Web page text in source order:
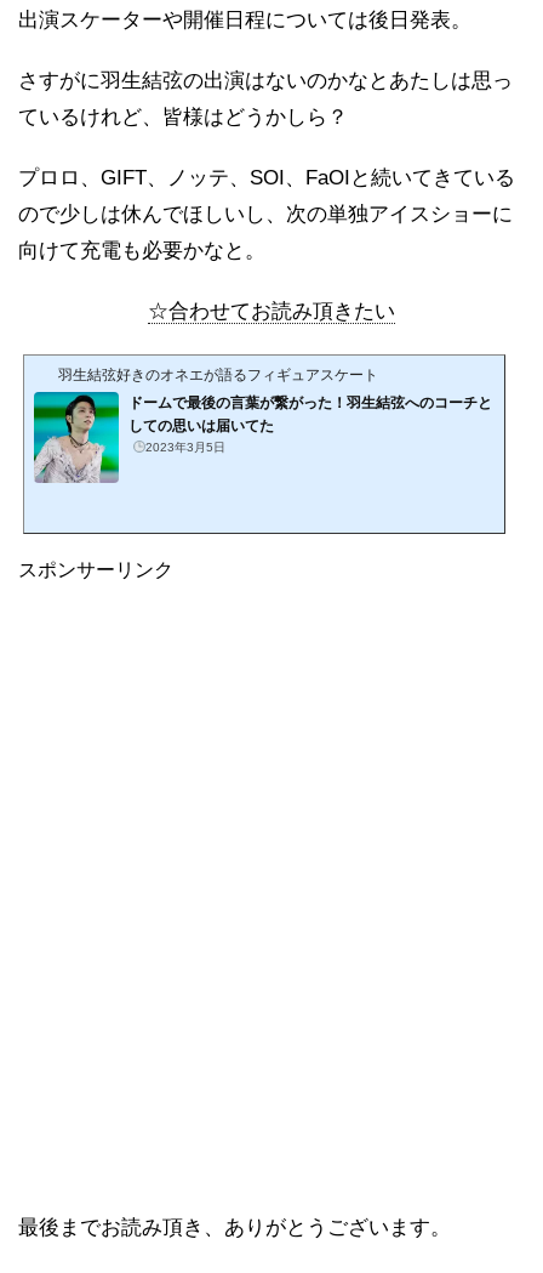
出演スケーターや開催日程については後日発表。
さすがに羽生結弦の出演はないのかなとあたしは思っ
ているけれど、皆様はどうかしら？
プロロ、GIFT、ノッテ、SOI、FaOIと続いてきている
ので少しは休んでほしいし、次の単独アイスショーに
向けて充電も必要かなと。
☆合わせてお読み頂きたい
羽生結弦好きのオネエが語るフィギュアスケート
ドームで最後の言葉が繋がった！羽生結弦へのコーチと
しての思いは届いてた
2023年3月5日
スポンサーリンク
最後までお読み頂き、ありがとうございます。